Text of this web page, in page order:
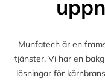
Munfatech är en
tjänster. Vi har en
lösningar för